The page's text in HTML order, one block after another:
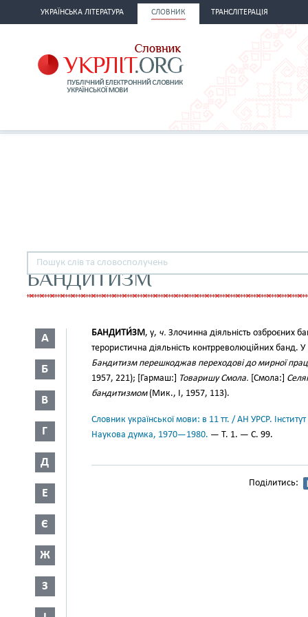
УКРАЇНСЬКА ЛІТЕРАТУРА СЛОВНИК ТРАНСЛІТЕРАЦІЯ
БАНДИТИЗМ
А
Б
В
Г
Д
Е
Є
Ж
З
БАНДИТИ́ЗМ, у, ч. Злочинна діяльність озброєних
терористична діяльність контрреволюційних банд. У
Бандитизм перешкоджав переходові до мирної
1957, 221); [Гармаш:]
Товаришу Смола. [Смола:]
бандитизмом(Мик., І, 1957, 113).
Словник української мови: в 11 тт. / АН УРСР.
Наукова думка, 1970—1980. — Т. 1. — С. 99.
Поділитись: